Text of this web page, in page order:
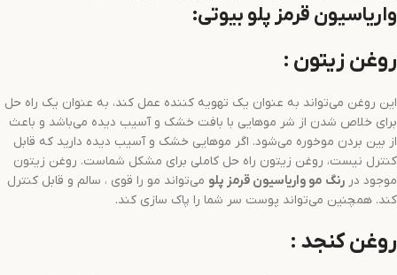
واریاسیون قرمز پلو بیوتی:
روغن زیتون :
این روغن می‌تواند به عنوان یک تهویه کننده عمل کند، به عنوان یک راه حل
برای خلاص شدن از شر موهایی با بافت خشک و آسیب دیده می‌باشد و باعث
از بین بردن موخوره می‌شود. اگر موهایی خشک و آسیب دیده دارید که قابل
کنترل نیست، روغن زیتون راه حل کاملی برای مشکل شماست. روغن زیتون
موجود در رنگ مو واریاسیون قرمز پلو می‌تواند مو را قوی ، سالم و قابل کنترل
کند. همچنین می‌تواند پوست سر شما را پاک سازی کند.
روغن کنجد :